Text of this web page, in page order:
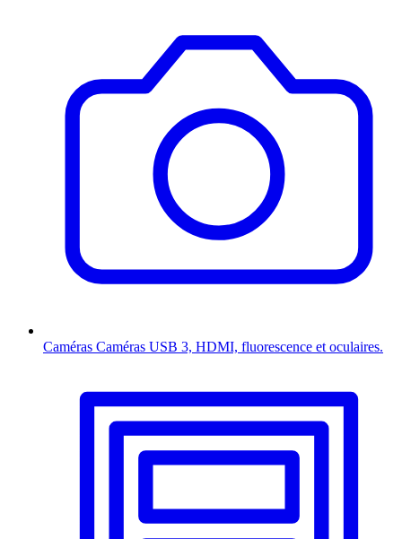
Caméras Caméras USB 3, HDMI, fluorescence et oculaires.